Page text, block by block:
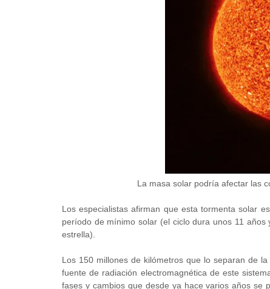
La masa solar podría afectar las
Los especialistas afirman que esta tormenta solar
período de mínimo solar (el ciclo dura unos 11
estrella).
Los 150 millones de kilómetros que lo separan de
fuente de radiación electromagnética de este
fases y cambios que desde ya hace varios años se